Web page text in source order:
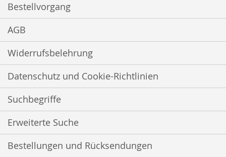
Bestellvorgang
AGB
Widerrufsbelehrung
Datenschutz und Cookie-Richtlinien
Suchbegriffe
Erweiterte Suche
Bestellungen und Rücksendungen